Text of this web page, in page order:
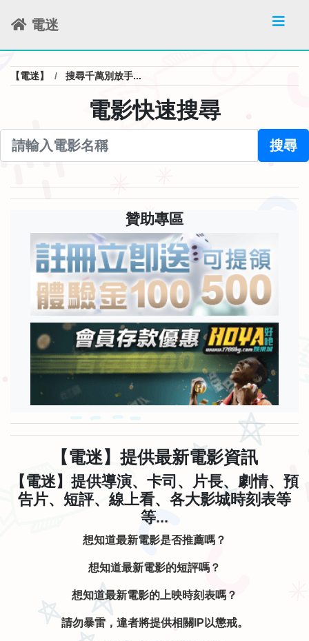
電迷
【電迷】 搜尋千萬別放手...
電影快速搜尋
搜尋
贊助專區
【電迷】提供最新電影資訊
【電迷】提供導演、卡司、片長、劇情、預
告片、短評、線上看、各大影城時刻表等
等...
想知道最新電影是否推薦嗎？
想知道最新電影的短評嗎？
想知道最新電影的上映時刻表嗎？
請勿暴雷，違者將提供相關IP以懲戒。